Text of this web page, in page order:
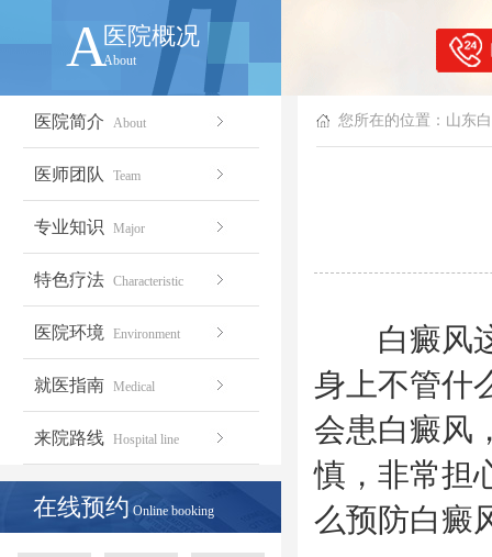
A医院概况
About
医院简介 About
医师团队 Team
专业知识 Major
特色疗法 Characteristic
医院环境 Environment
就医指南 Medical
来院路线 Hospital line
在线预约 Online booking
您所在的位置： 山东
白癜风这
身上不管什
会患白癜风
慎，非常担
么预防白癜